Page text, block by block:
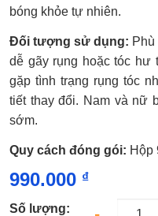
bóng khỏe tự nhiên.
Đối tượng sử dụng:
dễ gãy rụng hoặc tóc hư
gặp tình trạng rụng tóc
tiết thay đổi. Nam và nữ
sớm.
Quy cách đóng gói: Hộp
990.000 ₫
Số lượng: